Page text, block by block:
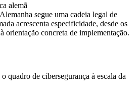
alemã
segue uma cadeia legal de
acrescenta especificidade, desde os
orientação concreta de implementação.
quadro de cibersegurança à escala da